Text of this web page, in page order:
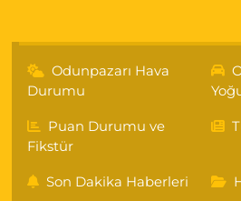
Odunpazarı Hava
Durumu
Puan Durumu ve
Fikstür
Son Dakika Haberleri